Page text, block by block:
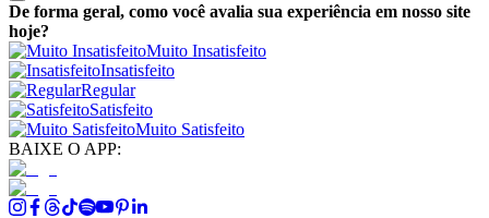
De forma geral, como você avalia sua experiência em nosso site
hoje?
Muito Insatisfeito
Insatisfeito
Regular
Satisfeito
Muito Satisfeito
BAIXE O APP: